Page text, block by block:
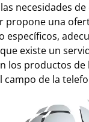
necesidades
propone una
específicos,
existe un
los productos de
campo de la